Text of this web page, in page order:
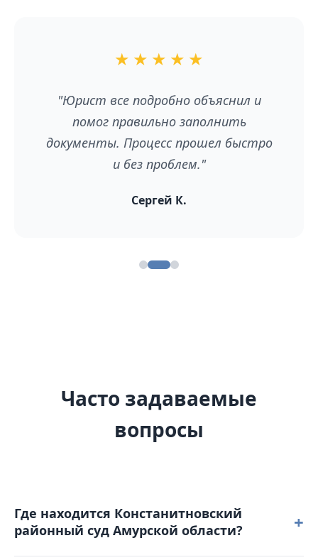
★ ★ ★ ★ ★
"Юрист все подробно объяснил и
помог правильно заполнить
документы. Процесс прошел быстро
и без проблем."
Сергей К.
Часто задаваемые
вопросы
Где находится Констанитновский
районный суд Амурской области?
+